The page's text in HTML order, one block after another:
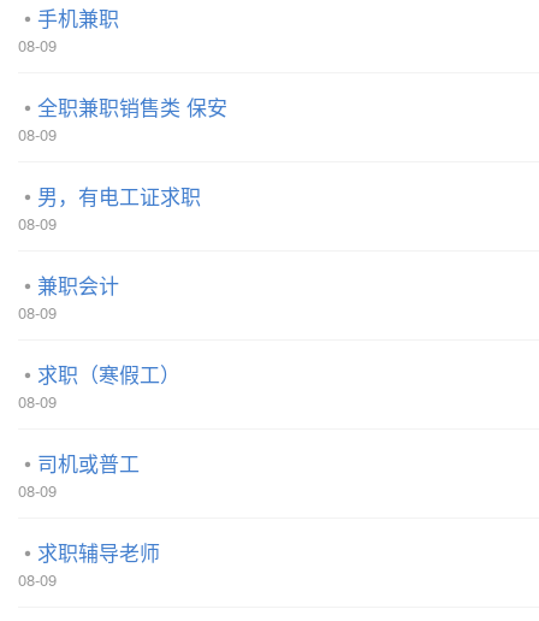
手机兼职
08-09
全职兼职销售类 保安
08-09
男，有电工证求职
08-09
兼职会计
08-09
求职（寒假工）
08-09
司机或普工
08-09
求职辅导老师
08-09